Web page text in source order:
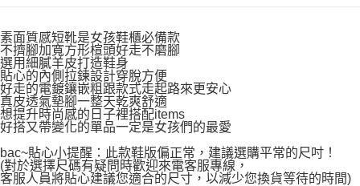
素面質感短靴是女孩鞋櫃必備款
不擠腳加寬方形楦頭好走不磨腳
選用細膩羊皮打造鞋身
貼心的內側拉鍊設計穿脫方便
好走的電鍍鑲嵌粗跟款式走起路來更安心
真皮透氣墊腳一整天乾爽舒適
想提升時尚感的日子裡搭配items
好搭又帶變化的單品一定是女孩們的最愛
bac~貼心小提醒：此款鞋版偏正常，建議選購平常的尺吋！
(對於選擇尺碼有疑問時歡迎來電客服專線，
客服人員將貼心建議您適合的尺寸，以減少您換貨等待的時間)